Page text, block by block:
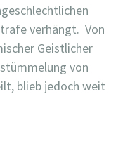
verhängt. Von
Geistlicher
von
blieb jedoch weit